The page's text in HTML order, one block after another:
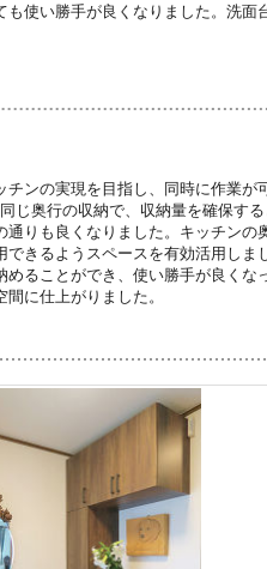
使い勝手が良くなりました。洗面
ンの実現を目指し、同時に作業が
じ奥行の収納で、収納量を確保す
りも良くなりました。キッチンの
きるようスペースを有効活用しま
ることができ、使い勝手が良くな
に仕上がりました。